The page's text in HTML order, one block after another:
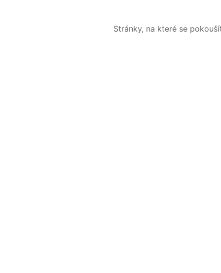
Stránky, na které se